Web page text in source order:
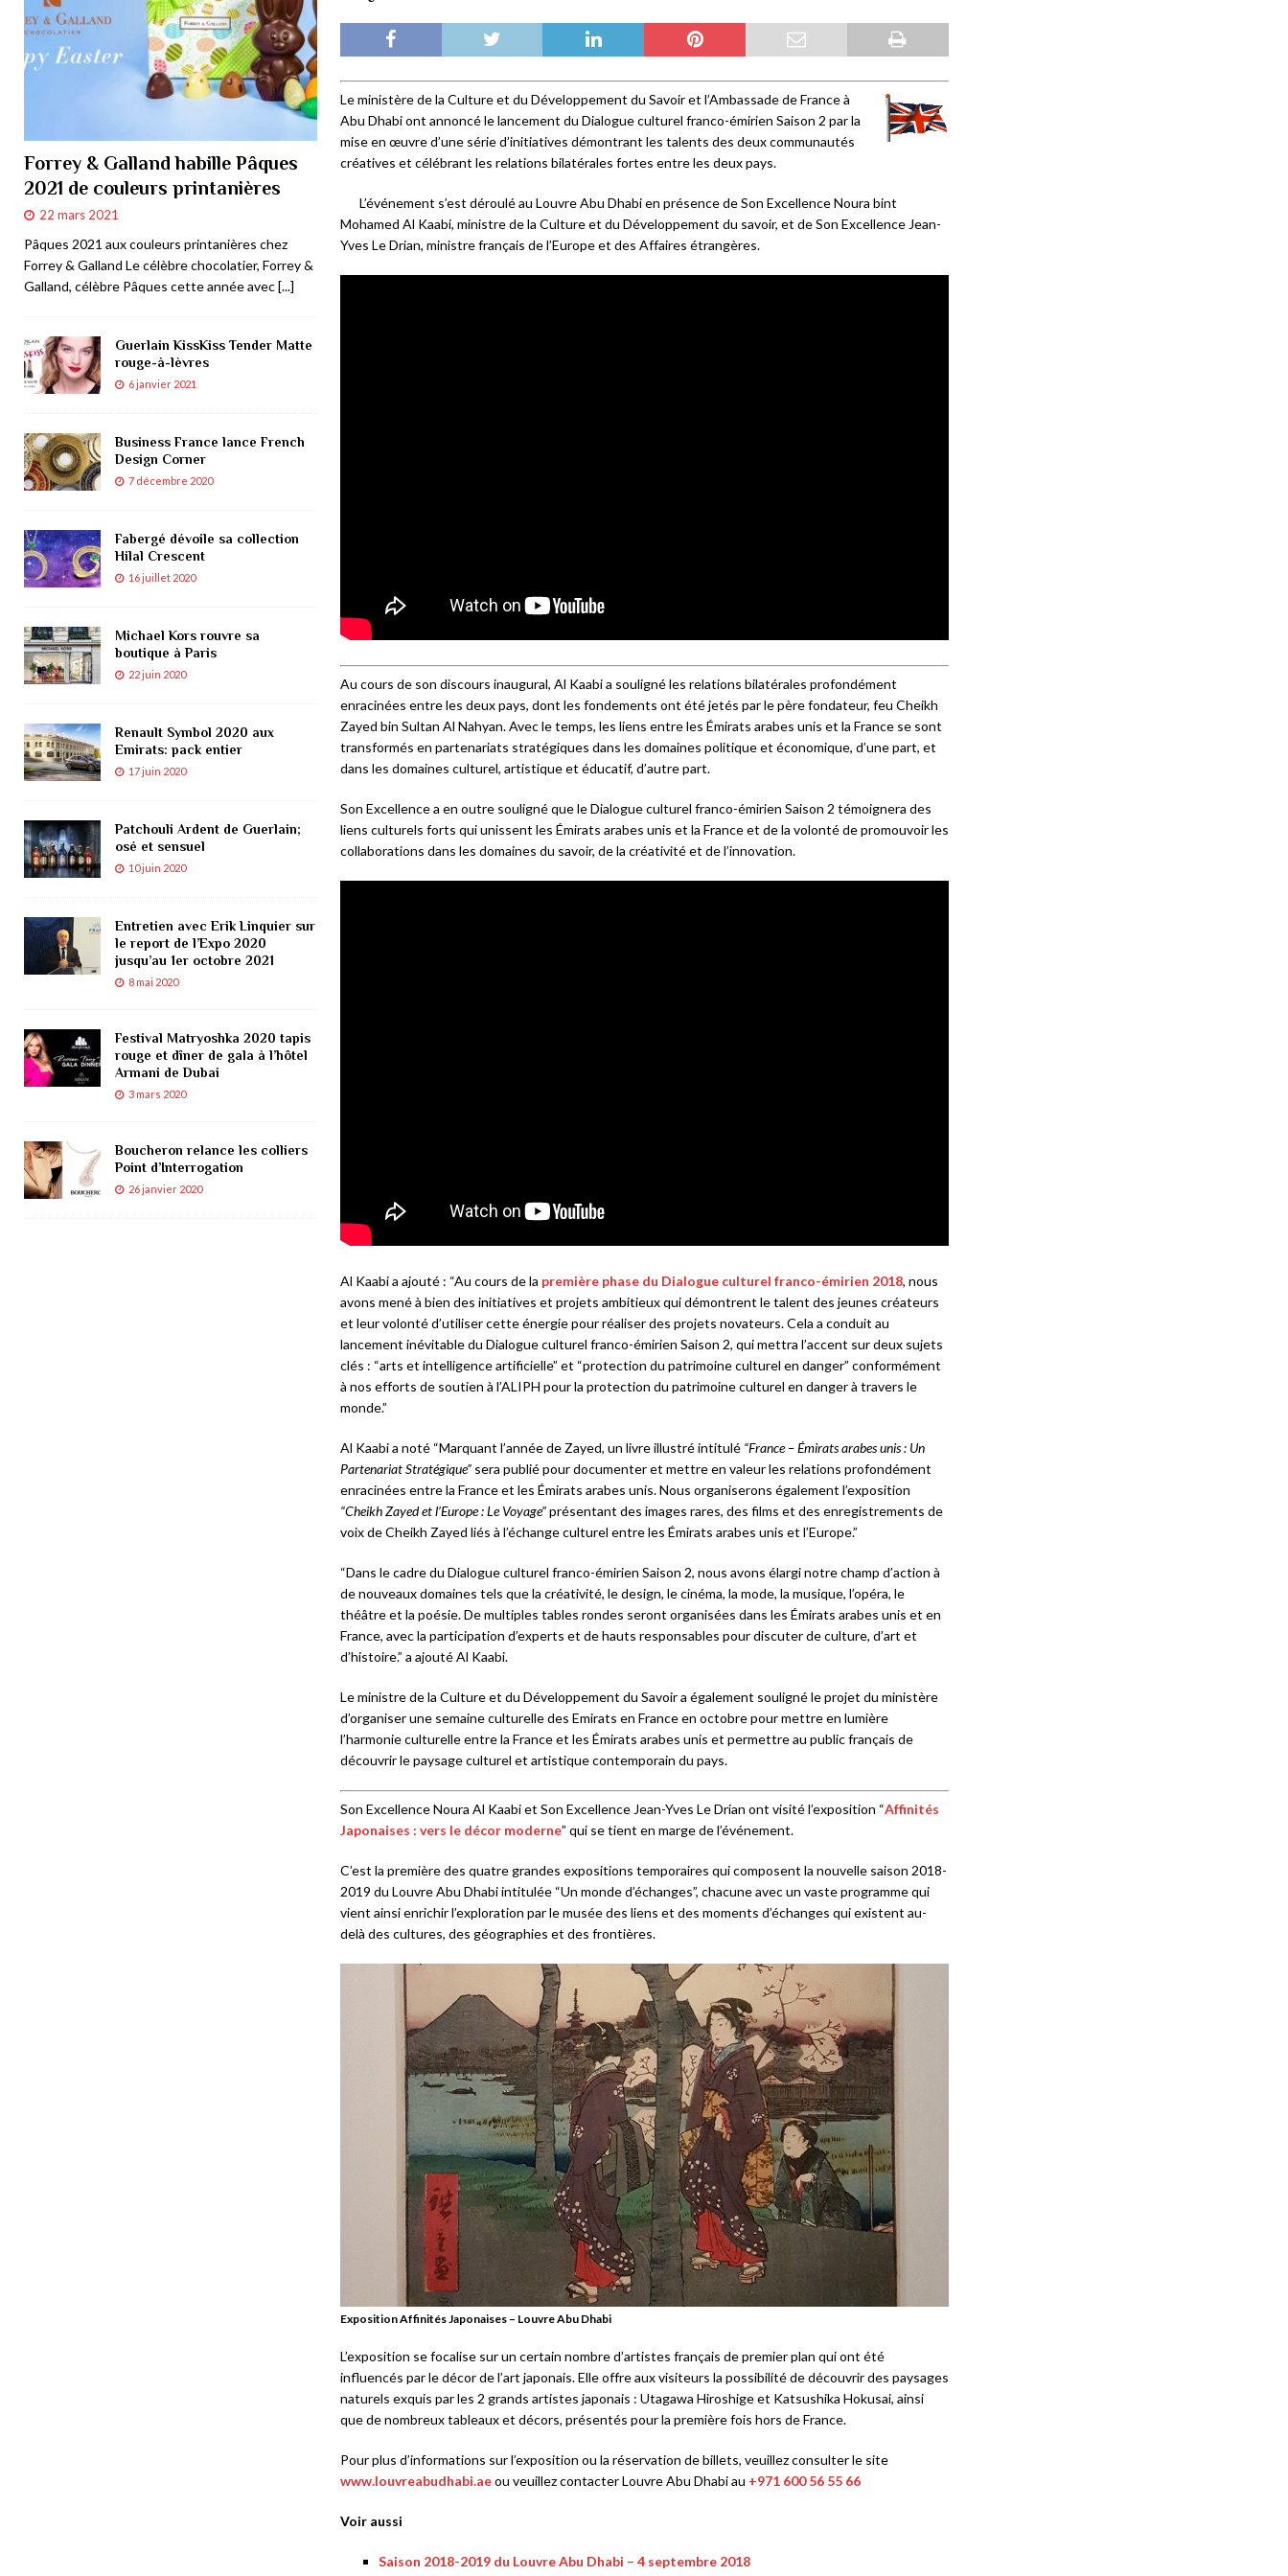
Le ministère de la Culture et du Développement du Savoir et l’Ambassade de France à
Abu Dhabi ont annoncé le lancement du Dialogue culturel franco-émirien Saison 2 par la
mise en œuvre d’une série d’initiatives démontrant les talents des deux communautés
créatives et célébrant les relations bilatérales fortes entre les deux pays.
L’événement s’est déroulé au Louvre Abu Dhabi en présence de Son Excellence Noura bint
Mohamed Al Kaabi, ministre de la Culture et du Développement du savoir, et de Son Excellence Jean-
Yves Le Drian, ministre français de l’Europe et des Affaires étrangères.
Au cours de son discours inaugural, Al Kaabi a souligné les relations bilatérales profondément
enracinées entre les deux pays, dont les fondements ont été jetés par le père fondateur, feu Cheikh
Zayed bin Sultan Al Nahyan. Avec le temps, les liens entre les Émirats arabes unis et la France se sont
transformés en partenariats stratégiques dans les domaines politique et économique, d’une part, et
dans les domaines culturel, artistique et éducatif, d’autre part.
Son Excellence a en outre souligné que le Dialogue culturel franco-émirien Saison 2 témoignera des
liens culturels forts qui unissent les Émirats arabes unis et la France et de la volonté de promouvoir les
collaborations dans les domaines du savoir, de la créativité et de l’innovation.
Al Kaabi a ajouté : “Au cours de la première phase du Dialogue culturel franco-émirien 2018, nous
avons mené à bien des initiatives et projets ambitieux qui démontrent le talent des jeunes créateurs
et leur volonté d’utiliser cette énergie pour réaliser des projets novateurs. Cela a conduit au
lancement inévitable du Dialogue culturel franco-émirien Saison 2, qui mettra l’accent sur deux sujets
clés : “arts et intelligence artificielle” et “protection du patrimoine culturel en danger” conformément
à nos efforts de soutien à l’ALIPH pour la protection du patrimoine culturel en danger à travers le
monde.”
Al Kaabi a noté “Marquant l’année de Zayed, un livre illustré intitulé “France – Émirats arabes unis : Un
Partenariat Stratégique”sera publié pour documenter et mettre en valeur les relations profondément
enracinées entre la France et les Émirats arabes unis. Nous organiserons également l’exposition
“Cheikh Zayed et l’Europe : Le Voyage”présentant des images rares, des films et des enregistrements de
voix de Cheikh Zayed liés à l’échange culturel entre les Émirats arabes unis et l’Europe.”
“Dans le cadre du Dialogue culturel franco-émirien Saison 2, nous avons élargi notre champ d’action à
de nouveaux domaines tels que la créativité, le design, le cinéma, la mode, la musique, l’opéra, le
théâtre et la poésie. De multiples tables rondes seront organisées dans les Émirats arabes unis et en
France, avec la participation d’experts et de hauts responsables pour discuter de culture, d’art et
d’histoire.” a ajouté Al Kaabi.
Le ministre de la Culture et du Développement du Savoir a également souligné le projet du ministère
d’organiser une semaine culturelle des Emirats en France en octobre pour mettre en lumière
l’harmonie culturelle entre la France et les Émirats arabes unis et permettre au public français de
découvrir le paysage culturel et artistique contemporain du pays.
Son Excellence Noura Al Kaabi et Son Excellence Jean-Yves Le Drian ont visité l’exposition “Affinités
Japonaises : vers le décor moderne” qui se tient en marge de l’événement.
C’est la première des quatre grandes expositions temporaires qui composent la nouvelle saison 2018-
2019 du Louvre Abu Dhabi intitulée “Un monde d’échanges”, chacune avec un vaste programme qui
vient ainsi enrichir l’exploration par le musée des liens et des moments d’échanges qui existent au-
delà des cultures, des géographies et des frontières.
Exposition Affinités Japonaises – Louvre Abu Dhabi
L’exposition se focalise sur un certain nombre d’artistes français de premier plan qui ont été
influencés par le décor de l’art japonais. Elle offre aux visiteurs la possibilité de découvrir des paysages
naturels exquis par les 2 grands artistes japonais : Utagawa Hiroshige et Katsushika Hokusai, ainsi
que de nombreux tableaux et décors, présentés pour la première fois hors de France.
Pour plus d’informations sur l’exposition ou la réservation de billets, veuillez consulter le site
www.louvreabudhabi.aeou veuillez contacter Louvre Abu Dhabi au +971 600 56 55 66
Voir aussi
Saison 2018-2019 du Louvre Abu Dhabi – 4 septembre 2018
Forrey & Galland habille Pâques
2021 de couleurs printanières
22 mars 2021
Pâques 2021 aux couleurs printanières chez
Forrey & Galland Le célèbre chocolatier, Forrey &
Galland, célèbre Pâques cette année avec[...]
Guerlain KissKiss Tender Matte
rouge-à-lèvres
6 janvier 2021
Business France lance French
Design Corner
7 décembre 2020
Fabergé dévoile sa collection
Hilal Crescent
16 juillet 2020
Michael Kors rouvre sa
boutique à Paris
22 juin 2020
Renault Symbol 2020 aux
Emirats: pack entier
17 juin 2020
Patchouli Ardent de Guerlain;
osé et sensuel
10 juin 2020
Entretien avec Erik Linquier sur
le report de l’Expo 2020
jusqu’au 1er octobre 2021
8 mai 2020
Festival Matryoshka 2020 tapis
rouge et dîner de gala à l’hôtel
Armani de Dubai
3 mars 2020
Boucheron relance les colliers
Point d’Interrogation
26 janvier 2020